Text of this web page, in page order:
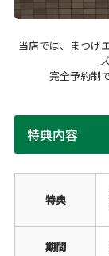
当店では、まつげ
完全予約制
特典内容
特典
期間